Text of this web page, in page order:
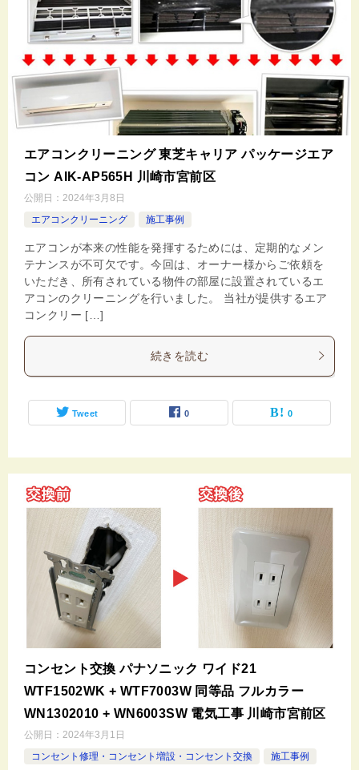
エアコンクリーニング 東芝キャリア パッケージエア
コン AIK-AP565H 川崎市宮前区
公開日： 2024年3月8日
エアコンクリーニング
施工事例
エアコンが本来の性能を発揮するためには、定期的なメン
テナンスが不可欠です。今回は、オーナー様からご依頼を
いただき、所有されている物件の部屋に設置されているエ
アコンのクリーニングを行いました。 当社が提供するエア
コンクリー […]
続きを読む
Tweet 0 0
コンセント交換 パナソニック ワイド21
WTF1502WK + WTF7003W 同等品 フルカラー
WN1302010 + WN6003SW 電気工事 川崎市宮前区
公開日： 2024年3月1日
コンセント修理・コンセント増設・コンセント交換
施工事例